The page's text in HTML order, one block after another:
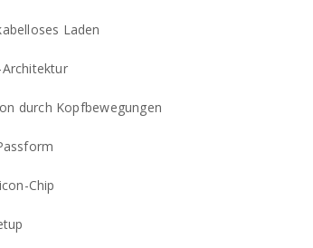
Laden
Architektur
durch Kopfbewegungen
Chip